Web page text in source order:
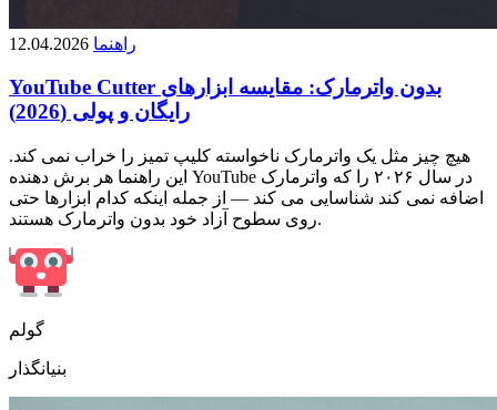
12.04.2026 راهنما
YouTube Cutter بدون واترمارک: مقایسه ابزارهای
رایگان و پولی (2026)
هیچ چیز مثل یک واترمارک ناخواسته کلیپ تمیز را خراب نمی کند.
این راهنما هر برش دهنده YouTube در سال ۲۰۲۶ را که واترمارک
اضافه نمی کند شناسایی می کند — از جمله اینکه کدام ابزارها حتی
روی سطوح آزاد خود بدون واترمارک هستند.
گولم
بنیانگذار